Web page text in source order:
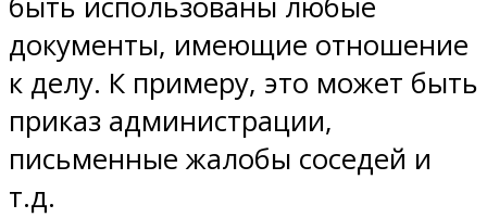
документы, имеющие отношение
к делу. К примеру, это может быть
приказ администрации,
письменные жалобы соседей и
т.д.